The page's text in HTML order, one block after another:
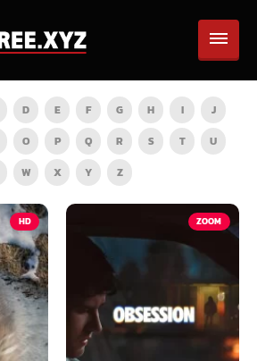
D E F G H I
J
O P Q R S T
U
W X Y Z